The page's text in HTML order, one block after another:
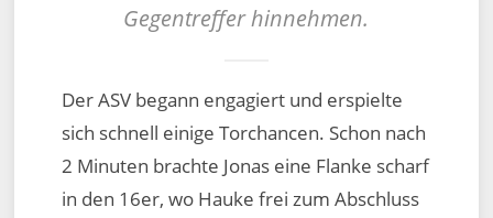
Gegentreffer hinnehmen.
Der ASV begann engagiert und erspielte
sich schnell einige Torchancen. Schon nach
2 Minuten brachte Jonas eine Flanke scharf
in den 16er, wo Hauke frei zum Abschluss